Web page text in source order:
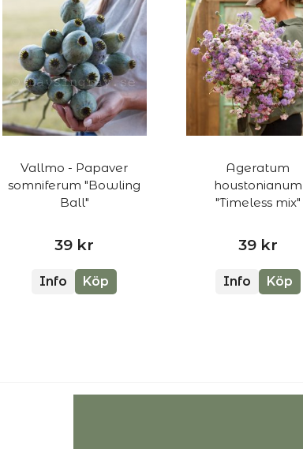
Vallmo - Papaver
somniferum "Bowling
Ball"
39 kr
Info Köp
Ageratum
houstonianum
"Timeless mix"
39 kr
Info Köp